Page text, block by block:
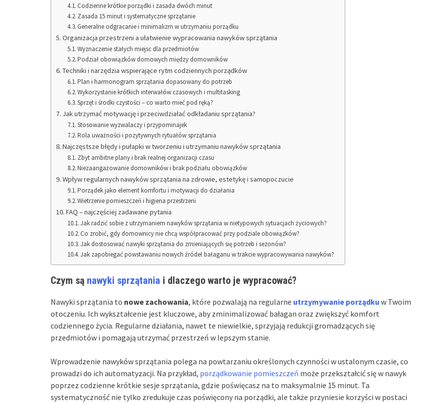
Codzienne krótkie porządki i zasada dwóch minut
Zasada 15 minut i systematyczne sprzątanie
Generalne odgracanie i minimalizm w utrzymaniu porządku
Organizacja przestrzeni a ułatwienie wypracowania nawyków sprzątania
Wyznaczenie stałych miejsc dla przedmiotów
Podział obowiązków domowych między domowników
Techniki i narzędzia wspierające rytm codziennych porządków
Plan i harmonogram sprzątania dopasowany do potrzeb
Wykorzystanie krótkich interwałów czasowych i multitasking
Sprzęt i środki czystości – co warto mieć pod ręką?
Jak utrzymać motywację i przeciwdziałać odkładaniu sprzątania?
Stosowanie wyzwalaczy i przypominajek
Rola uważności i pozytywnych rytuałów sprzątania
Najczęstsze błędy i pułapki w tworzeniu i utrzymaniu nawyków sprzątania
Zbyt ambitne plany i brak realnej organizacji czasu
Niezaangażowanie domowników i brak podziału obowiązków
Wpływ regularnych nawyków sprzątania na zdrowie, estetykę i samopoczucie
Porządek jako element komfortu i motywacji do działania
Wietrzenie pomieszczeń i higiena przestrzeni
FAQ – najczęściej zadawane pytania
Jak radzić sobie z utrzymaniem nawyków sprzątania w nietypowych sytuacjach życiowych?
Co zrobić, gdy domownicy nie chcą współpracować przy podziale obowiązków?
Jak dostosować nawyki sprzątania do zmieniających się potrzeb i sezonów?
Jak zapobiegać powstawaniu nowych źródeł bałaganu w trakcie wypracowywania nawyków?
Czym są nawyki sprzątania i dlaczego warto je wypracować?
Nawyki sprzątania to nowe zachowania, które pozwalają na regularne utrzymywanie porządku w Twoim
otoczeniu. Ich wykształcenie jest kluczowe, aby zminimalizować bałagan oraz zwiększyć komfort
codziennego życia. Regularne działania, nawet te niewielkie, sprzyjają redukcji gromadzących się
przedmiotów i pomagają utrzymać przestrzeń w lepszym stanie.
Wprowadzenie nawyków sprzątania polega na powtarzaniu określonych czynności w ustalonym czasie, co
prowadzi do ich automatyzacji. Na przykład, porządkowanie pomieszczeń może przekształcić się w nawyk
poprzez codzienne krótkie sesje sprzątania, gdzie poświęcasz na to maksymalnie 15 minut. Ta
systematyczność nie tylko zredukuje czas poświęcony na porządki, ale także przyniesie korzyści w postaci